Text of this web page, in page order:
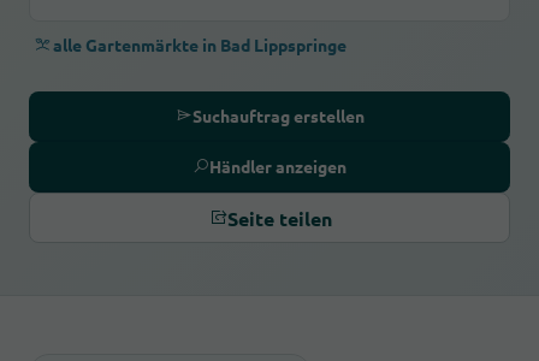
alle Gartenmärkte in Bad Lippspringe
Suchauftrag erstellen
Händler anzeigen
Seite teilen